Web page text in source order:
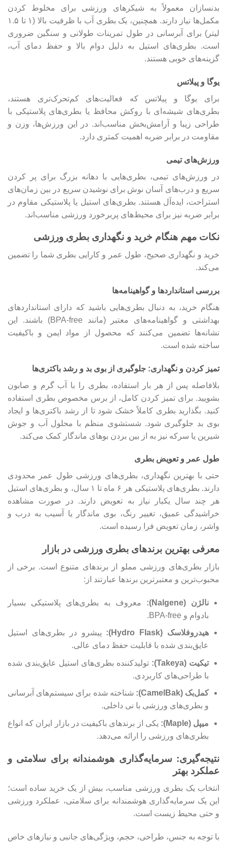
بدنسازان معمولاً به شیکرهای ورزشی برای مخلوط کردن
مکمل‌ها نیاز دارند. همچنین، یک بطری آب با ظرفیت بالا (۱ تا ۱.۵
لیتر) برای آبرسانی در طول تمرینات طولانی و سنگین ضروری
است. بطری‌های استیل به دلیل دوام بالا و حفظ دمای آب،
گزینه‌های خوبی هستند.
یوگا و پیلاتس
برای یوگا و پیلاتس که فعالیت‌های کم‌تحرک‌تری هستند،
بطری‌های شیشه‌ای با روکش محافظ یا بطری‌های پلاستیکی با
طراحی زیبا و آرامش‌بخش مناسب‌اند. در این ورزش‌ها، وزن و
مقاومت در برابر ضربه اهمیت کمتری دارد.
ورزش‌های تیمی
در ورزش‌های تیمی، بطری‌هایی با دهانه بزرگ برای پر کردن
سریع و درب‌های آسان نوش برای نوشیدن سریع در بین زمان‌های
استراحت، ایده‌آل هستند. بطری‌های استیل یا پلاستیکی مقاوم در
برابر ضربه نیز برای محیط‌های پربرخورد ورزشی مناسب‌اند.
نکات مهم هنگام خرید و نگهداری بطری ورزشی
خرید و نگهداری صحیح، طول عمر و کارایی بطری شما را تضمین
می‌کند.
بررسی استانداردها و گواهینامه‌ها
هنگام خرید، به دنبال بطری‌هایی باشید که دارای استانداردهای
بهداشتی و گواهینامه‌های معتبر (مانند BPA-free) باشند. این
نشانه‌ها تضمین می‌کنند که محصول از مواد ایمن و باکیفیت
ساخته شده است.
تمیز کردن و نگهداری: جلوگیری از بوی بد و رشد باکتری‌ها
بلافاصله پس از هر بار استفاده، بطری را با آب گرم و صابون
بشویید. برای تمیز کردن کامل، از برس مخصوص بطری استفاده
کنید. بگذارید بطری کاملاً خشک شود تا از رشد باکتری‌ها و ایجاد
بوی بد جلوگیری شود. شستشوی منظم با محلول آب و جوش
شیرین یا سرکه نیز به از بین بردن بوهای ماندگار کمک می‌کند.
طول عمر و تعویض بطری
حتی با بهترین نگهداری، بطری‌های ورزشی طول عمر محدودی
دارند. بطری‌های پلاستیکی هر ۶ ماه تا ۱ سال، و بطری‌های استیل
هر چند سال یکبار نیاز به تعویض دارند. در صورت مشاهده
خراشیدگی عمیق، تغییر رنگ، بوی ماندگار یا آسیب به درب و
واشر، زمان تعویض فرا رسیده است.
معرفی بهترین برندهای بطری ورزشی در بازار
بازار بطری‌های ورزشی مملو از برندهای متنوع است. برخی از
محبوب‌ترین و معتبرترین برندها عبارتند از:
نالژن (Nalgene):
معروف به بطری‌های پلاستیکی بسیار
بادوام و BPA-free.
هیدروفلاسک (Hydro Flask):
پیشرو در بطری‌های استیل
عایق‌بندی شده با قابلیت حفظ دمای عالی.
تیکیت (Takeya):
تولیدکننده بطری‌های استیل عایق‌بندی شده
با طراحی‌های کاربردی.
کمل‌بک (CamelBak):
شناخته شده برای سیستم‌های آبرسانی
و بطری‌های ورزشی با نی داخلی.
میپل (Maple):
یکی از برندهای باکیفیت در بازار ایران که انواع
بطری‌های ورزشی را ارائه می‌دهد.
نتیجه‌گیری: سرمایه‌گذاری هوشمندانه برای سلامتی و
عملکرد بهتر
انتخاب یک بطری ورزشی مناسب، بیش از یک خرید ساده است؛
این یک سرمایه‌گذاری هوشمندانه برای سلامتی، عملکرد ورزشی
و حتی محیط زیست است.
با توجه به جنس، طراحی، حجم، ویژگی‌های جانبی و نیازهای خاص